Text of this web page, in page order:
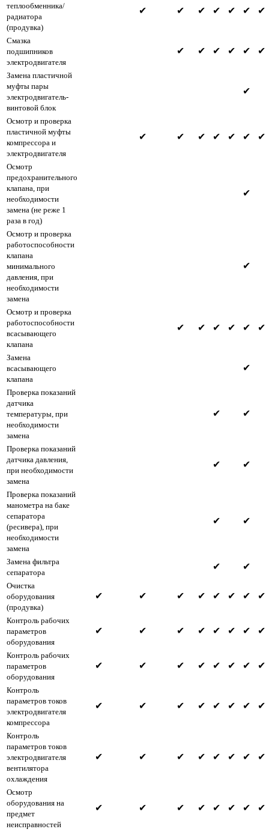
теплообменника/
радиатора
(продувка)
✔ ✔ ✔ ✔ ✔ ✔ ✔
Смазка
подшипников
электродвигателя
✔ ✔ ✔ ✔ ✔ ✔
Замена пластичной
муфты пары
электродвигатель-
винтовой блок
✔
Осмотр и проверка
пластичной муфты
компрессора и
электродвигателя
✔ ✔ ✔ ✔ ✔ ✔ ✔
Осмотр
предохранительного
клапана, при
необходимости
замена (не реже 1
раза в год)
✔
Осмотр и проверка
работоспособности
клапана
минимального
давления, при
необходимости
замена
✔
Осмотр и проверка
работоспособности
всасывающего
клапана
✔ ✔ ✔ ✔ ✔ ✔
Замена
всасывающего
клапана
✔
Проверка показаний
датчика
температуры, при
необходимости
замена
✔ ✔
Проверка показаний
датчика давления,
при необходимости
замена
✔ ✔
Проверка показаний
манометра на баке
сепаратора
(ресивера), при
необходимости
замена
✔ ✔
Замена фильтра
сепаратора
✔ ✔
Очистка
оборудования
(продувка)
✔ ✔ ✔ ✔ ✔ ✔ ✔ ✔
Контроль рабочих
параметров
оборудования
✔ ✔ ✔ ✔ ✔ ✔ ✔ ✔
Контроль рабочих
параметров
оборудования
✔ ✔ ✔ ✔ ✔ ✔ ✔ ✔
Контроль
параметров токов
электродвигателя
компрессора
✔ ✔ ✔ ✔ ✔ ✔ ✔ ✔
Контроль
параметров токов
электродвигателя
вентилятора
охлаждения
✔ ✔ ✔ ✔ ✔ ✔ ✔ ✔
Осмотр
оборудования на
предмет
неисправностей
✔ ✔ ✔ ✔ ✔ ✔ ✔ ✔